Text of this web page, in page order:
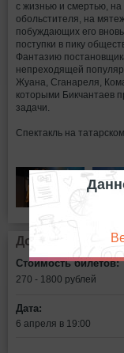
с жизнью и смертью,
обольстителя, на
побуждающих его
поступки в пику
Фантазию
непреходящей
Жуана, Сганареля,
которыми Бикчантаев
задачи.
Спектакль на
Стоимость билетов:
270 - 1800 рублей
Дата:
6 апреля в 19:00